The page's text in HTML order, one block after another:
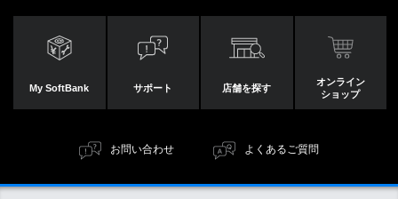
My SoftBank サポート 店舗を探す
オンライン
ショップ
お問い合わせ よくあるご質問